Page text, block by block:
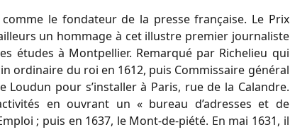
le fondateur de la presse française. Le Prix
un hommage à cet illustre premier journaliste
études à Montpellier. Remarqué par Richelieu qui
ordinaire du roi en 1612, puis Commissaire général
pour s’installer à Paris, rue de la Calandre.
en ouvrant un « bureau d’adresses et de
; puis en 1637, le Mont-de-piété. En mai 1631, il